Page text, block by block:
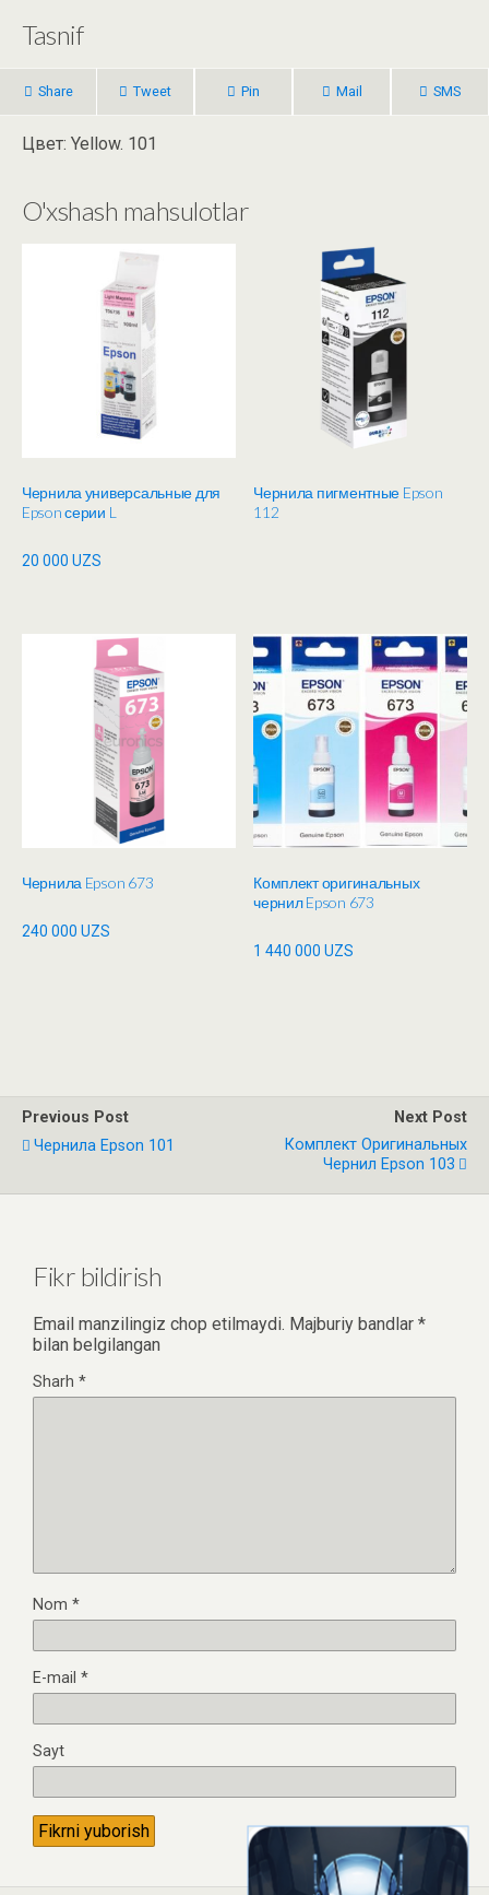
Tasnif
Share Tweet Pin Mail SMS
Цвет: Yellow. 101
O'xshash mahsulotlar
Чернила универсальные для
Epson серии L
20 000 UZS
Чернила пигментные Epson
112
Чернила Epson 673
240 000 UZS
Комплект оригинальных
чернил Epson 673
1 440 000UZS
Previous Post
Чернила Epson 101
Next Post
Комплект Оригинальных
Чернил Epson 103
Fikr bildirish
Email manzilingiz chop etilmaydi. Majburiy bandlar *
bilan belgilangan
Sharh *
Nom *
E-mail *
Sayt